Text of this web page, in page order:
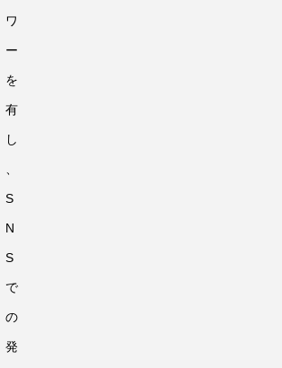
ワ
ー
を
有
し
S
N
S
で
の
発